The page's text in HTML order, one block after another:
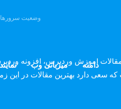
میزبانی وب دامنه
وضعیت سرورها
آموزش وردپرس، افزونه